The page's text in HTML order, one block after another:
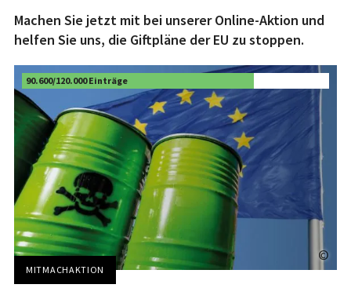
Machen Sie jetzt mit bei unserer Online-Aktion und
helfen Sie uns, die Giftpläne der EU zu stoppen.
©
90.600/120.000Einträge
MITMACHAKTION